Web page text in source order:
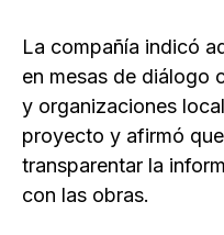
La compañía indicó
en mesas de diálogo
y organizaciones
proyecto y afirmó
transparentar la
con las obras.